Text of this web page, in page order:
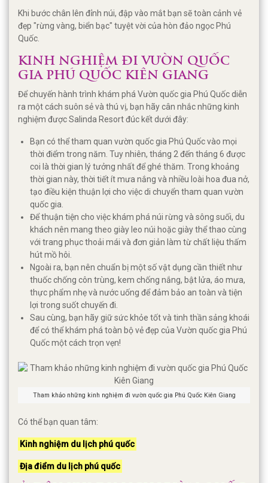
Khi bước chân lên đỉnh núi, đập vào mắt bạn sẽ toàn cảnh vẻ
đẹp "rừng vàng, biển bạc" tuyệt vời của hòn đảo ngọc Phú
Quốc.
KINH NGHIỆM ĐI VƯỜN QUỐC
GIA PHÚ QUỐC KIÊN GIANG
Để chuyến hành trình khám phá Vườn quốc gia Phú Quốc diễn
ra một cách suôn sẻ và thú vị, bạn hãy cân nhắc những kinh
nghiệm được Salinda Resort đúc kết dưới đây:
Bạn có thể tham quan vườn quốc gia Phú Quốc vào mọi
thời điểm trong năm. Tuy nhiên, tháng 2 đến tháng 6 được
coi là thời gian lý tưởng nhất để ghé thăm. Trong khoảng
thời gian này, thời tiết ít mưa nắng và nhiều loài hoa đua nở,
tạo điều kiện thuận lợi cho việc di chuyển tham quan vườn
quốc gia.
Để thuận tiện cho việc khám phá núi rừng và sông suối, du
khách nên mang theo giày leo núi hoặc giày thể thao cùng
với trang phục thoải mái và đơn giản làm từ chất liệu thấm
hút mồ hôi.
Ngoài ra, bạn nên chuẩn bị một số vật dụng cần thiết như
thuốc chống côn trùng, kem chống nắng, bật lửa, áo mưa,
thực phẩm nhẹ và nước uống để đảm bảo an toàn và tiện
lợi trong suốt chuyến đi.
Sau cùng, bạn hãy giữ sức khỏe tốt và tinh thần sảng khoái
để có thể khám phá toàn bộ vẻ đẹp của Vườn quốc gia Phú
Quốc một cách trọn vẹn!
Tham khảo những kinh nghiệm đi vườn quốc gia Phú Quốc Kiên Giang
Có thể bạn quan tâm:
Kinh nghiệm du lịch phú quốc
Địa điểm du lịch phú quốc